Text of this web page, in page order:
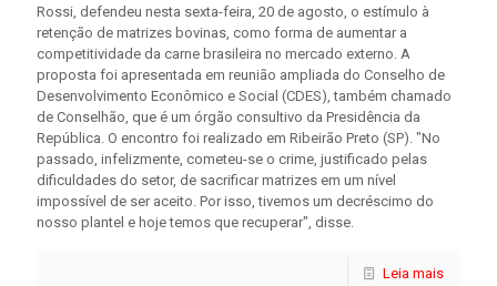
Rossi, defendeu nesta sexta-feira, 20 de agosto, o estímulo à
retenção de matrizes bovinas, como forma de aumentar a
competitividade da carne brasileira no mercado externo. A
proposta foi apresentada em reunião ampliada do Conselho de
Desenvolvimento Econômico e Social (CDES), também chamado
de Conselhão, que é um órgão consultivo da Presidência da
República. O encontro foi realizado em Ribeirão Preto (SP). "No
passado, infelizmente, cometeu-se o crime, justificado pelas
dificuldades do setor, de sacrificar matrizes em um nível
impossível de ser aceito. Por isso, tivemos um decréscimo do
nosso plantel e hoje temos que recuperar", disse.
Leia mais